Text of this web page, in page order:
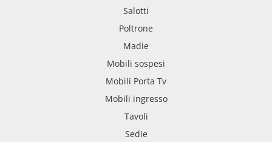
Salotti
Poltrone
Madie
Mobili sospesi
Mobili Porta Tv
Mobili ingresso
Tavoli
Sedie